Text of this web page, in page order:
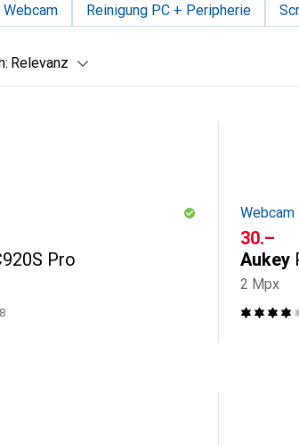
Webcam Reinigung PC + Peripherie
: Relevanz
Pro
Webcam
CHF
30.–
Aukey
2 Mpx